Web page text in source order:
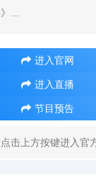
...
进入官网
进入直播
节目预告
击上方按键进入官